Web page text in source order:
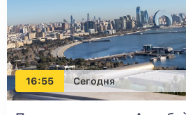
16:55 Сегодня